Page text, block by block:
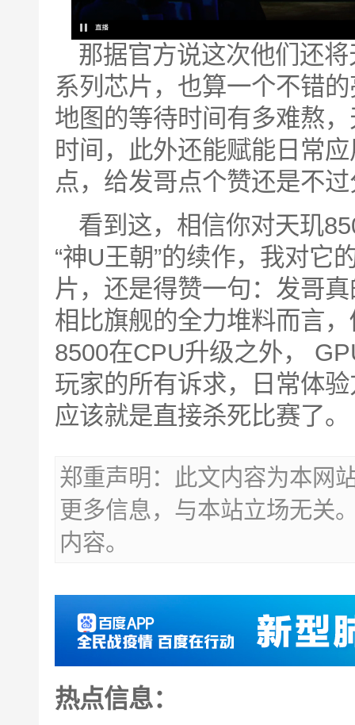
那据官方说这次他们还
系列芯片，也算一个不错
地图的等待时间有多难熬
时间，此外还能赋能日常
点，给发哥点个赞还是不
看到这，相信你对天玑
“神U王朝”的续作，我对它
片，还是得赞一句：发哥
相比旗舰的全力堆料而言
8500在CPU升级之外，
玩家的所有诉求，日常体
应该就是直接杀死比赛了。
郑重声明：此文内容为本网
更多信息，与本站立场无关
内容。
热点信息：